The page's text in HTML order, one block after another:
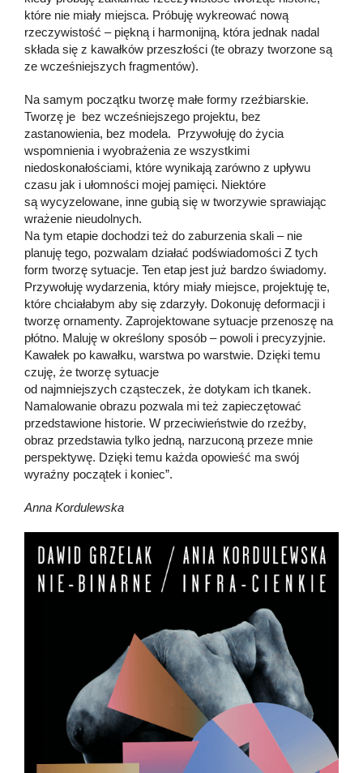
które nie miały miejsca. Próbuję wykreować nową
rzeczywistość – piękną i harmonijną, która jednak nadal
składa się z kawałków przeszłości (te obrazy tworzone są
ze wcześniejszych fragmentów).
Na samym początku tworzę małe formy rzeźbiarskie.
Tworzę je bez wcześniejszego projektu, bez
zastanowienia, bez modela. Przywołuję do życia
wspomnienia i wyobrażenia ze wszystkimi
niedoskonałościami, które wynikają zarówno z upływu
czasu jak i ułomności mojej pamięci. Niektóre
są wycyzelowane, inne gubią się w tworzywie sprawiając
wrażenie nieudolnych.
Na tym etapie dochodzi też do zaburzenia skali – nie
planuję tego, pozwalam działać podświadomości Z tych
form tworzę sytuacje. Ten etap jest już bardzo świadomy.
Przywołuję wydarzenia, który miały miejsce, projektuję te,
które chciałabym aby się zdarzyły. Dokonuję deformacji i
tworzę ornamenty. Zaprojektowane sytuacje przenoszę na
płótno. Maluję w określony sposób – powoli i precyzyjnie.
Kawałek po kawałku, warstwa po warstwie. Dzięki temu
czuję, że tworzę sytuacje
od najmniejszych cząsteczek, że dotykam ich tkanek.
Namalowanie obrazu pozwala mi też zapieczętować
przedstawione historie. W przeciwieństwie do rzeźby,
obraz przedstawia tylko jedną, narzuconą przeze mnie
perspektywę. Dzięki temu każda opowieść ma swój
wyraźny początek i koniec”.
Anna Kordulewska